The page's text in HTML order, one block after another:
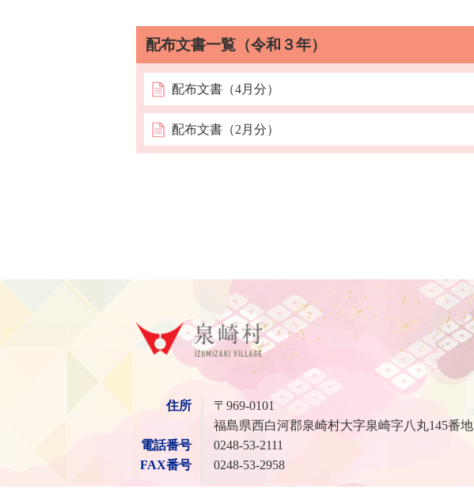
配布文書一覧（令和３年）
配布文書（4月分）
配布文書（2月分）
泉崎村
住所
〒969-0101
福島県西白河郡泉崎村大字泉崎字八丸145番地
電話番号
0248-53-2111
FAX番号
0248-53-2958